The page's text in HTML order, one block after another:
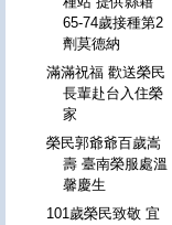
65-74歲接種第2
劑莫德納
滿滿祝福 歡送榮民
長輩赴台入住榮
家
榮民郭爺爺百歲嵩
壽 臺南榮服處溫
馨慶生
101歲榮民致敬 宜